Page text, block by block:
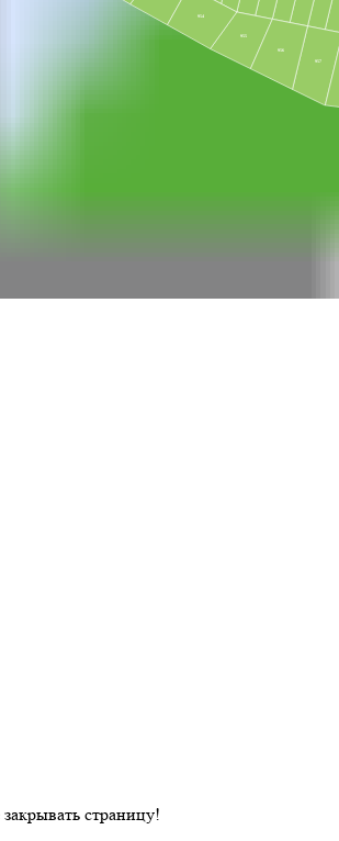
955
957
954
956
страницу!